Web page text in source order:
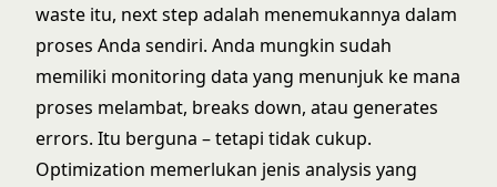
waste itu, next step adalah menemukannya dalam
proses Anda sendiri. Anda mungkin sudah
memiliki monitoring data yang menunjuk ke mana
proses melambat, breaks down, atau generates
errors. Itu berguna – tetapi tidak cukup.
Optimization memerlukan jenis analysis yang